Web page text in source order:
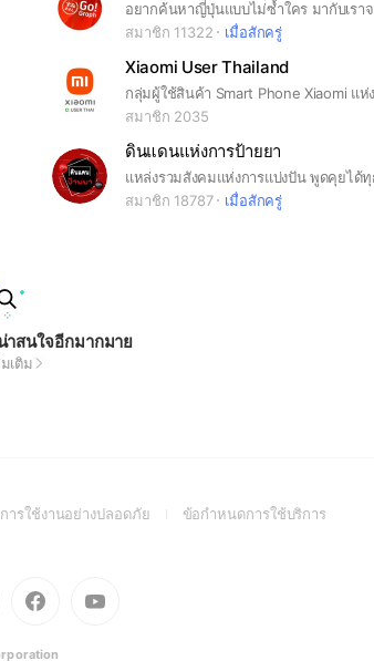
สมาชิก 11322
เมื่อสักครู่
Xiaomi User Thailand
สมาชิก 2035
ดินแดนแห่งการป้ายยา
สมาชิก 18787
เมื่อสักครู่
สนใจอีกมากมาย
เติม
ารใช้งานอย่างปลอดภัย(Openข้อกำหนดการใช้บริการ(Open
Go
to
(Open
to